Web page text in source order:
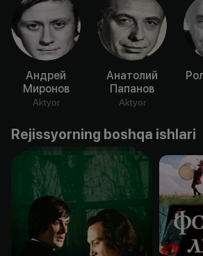
Андрей
Миронов
Aktyor
Анатолий
Папанов
Aktyor
Rejissyorning boshqa ishlari